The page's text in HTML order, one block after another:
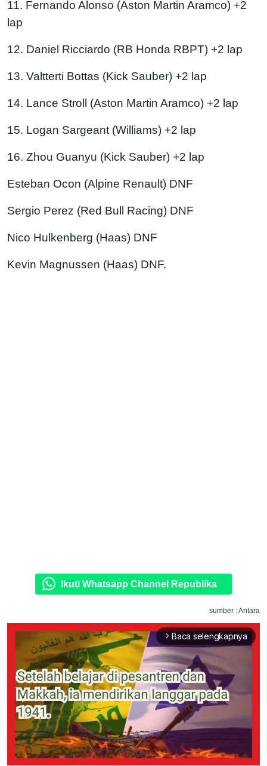
11. Fernando Alonso (Aston Martin Aramco) +2
lap
12. Daniel Ricciardo (RB Honda RBPT) +2 lap
13. Valtterti Bottas (Kick Sauber) +2 lap
14. Lance Stroll (Aston Martin Aramco) +2 lap
15. Logan Sargeant (Williams) +2 lap
16. Zhou Guanyu (Kick Sauber) +2 lap
Esteban Ocon (Alpine Renault) DNF
Sergio Perez (Red Bull Racing) DNF
Nico Hulkenberg (Haas) DNF
Kevin Magnussen (Haas) DNF.
Ikuti Whatsapp Channel Republika
sumber : Antara
arrow_forward_ios Baca selengkapnya